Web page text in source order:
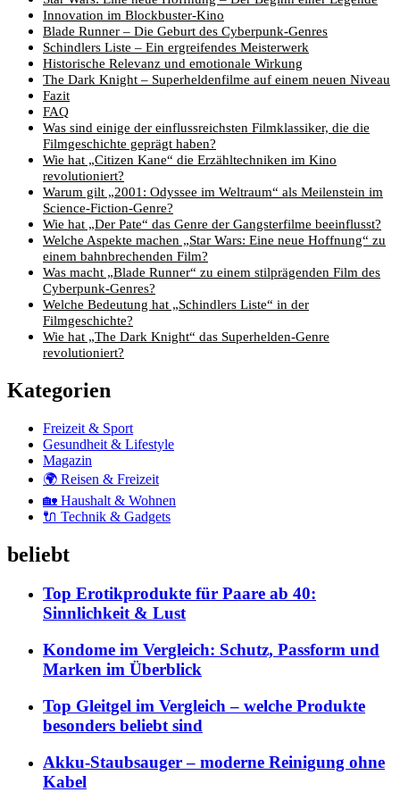
Innovation im Blockbuster-Kino
Blade Runner – Die Geburt des Cyberpunk-Genres
Schindlers Liste – Ein ergreifendes Meisterwerk
Historische Relevanz und emotionale Wirkung
The Dark Knight – Superheldenfilme auf einem neuen Niveau
Fazit
FAQ
Was sind einige der einflussreichsten Filmklassiker, die die
Filmgeschichte geprägt haben?
Wie hat „Citizen Kane“ die Erzähltechniken im Kino
revolutioniert?
Warum gilt „2001: Odyssee im Weltraum“ als Meilenstein im
Science-Fiction-Genre?
Wie hat „Der Pate“ das Genre der Gangsterfilme beeinflusst?
Welche Aspekte machen „Star Wars: Eine neue Hoffnung“ zu
einem bahnbrechenden Film?
Was macht „Blade Runner“ zu einem stilprägenden Film des
Cyberpunk-Genres?
Welche Bedeutung hat „Schindlers Liste“ in der
Filmgeschichte?
Wie hat „The Dark Knight“ das Superhelden-Genre
revolutioniert?
Kategorien
Freizeit & Sport
Gesundheit & Lifestyle
Magazin
🌍 Reisen & Freizeit
🏡 Haushalt & Wohnen
🔌 Technik & Gadgets
beliebt
Top Erotikprodukte für Paare ab 40:
Sinnlichkeit & Lust
Kondome im Vergleich: Schutz, Passform und
Marken im Überblick
Top Gleitgel im Vergleich – welche Produkte
besonders beliebt sind
Akku-Staubsauger – moderne Reinigung ohne
Kabel